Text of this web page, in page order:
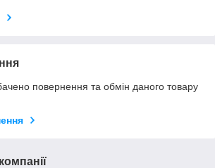
повернення та обмін даного товару